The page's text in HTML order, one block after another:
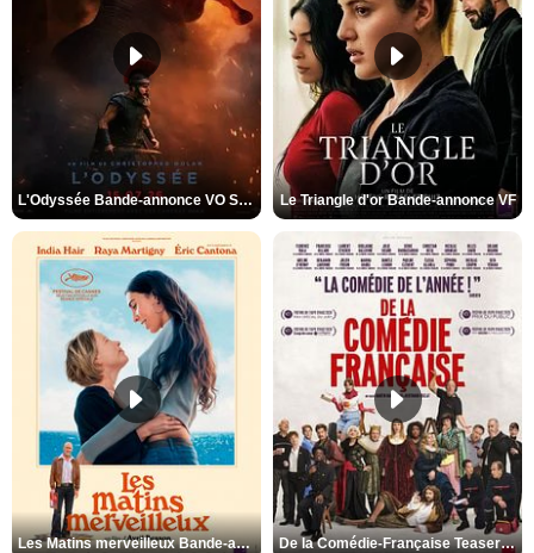
L'Odyssée Bande-annonce VO STFR Le Triangle d'or Bande-annonce VF
Les Matins merveilleux Bande-annonce VF De la Comédie-Française Teaser VF